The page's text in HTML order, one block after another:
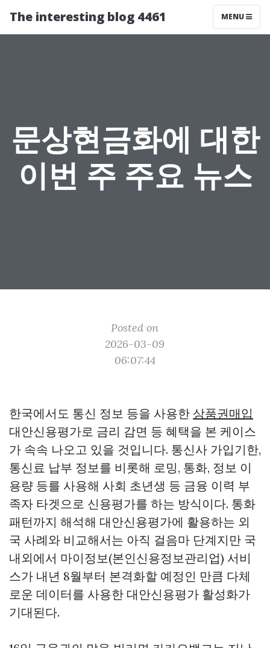
The interesting blog 4461 MENU
문상현금화에 대한
이번 주 주요 뉴스
Posted on
2026-03-09
06:07:44
한국에서도 통신 정보 등을 사용한 상품권매입
대안신용평가로 금리 감면 등 혜택을 본 케이스
가 속속 나오고 있을 것입니다. 통신사 가입기한,
통신료 납부 정보를 비롯해 로밍, 통화, 정보 이
용량 등를 사용해 사회 초년생 등 금융 이력 부
족자 타겟으로 신용평가를 하는 방식이다. 통화
패턴까지 해석해 대안신용평가에 활용하는 외
국 사례와 비교해서는 아직 걸음마 단계지만 국
내외에서 마이정보(본인신용정보관리업) 서비
스가 내년 8월부터 본격화할 예정인 만큼 다체
로운 데이터를 사용한 대안신용평가 활성화가
기대된다.